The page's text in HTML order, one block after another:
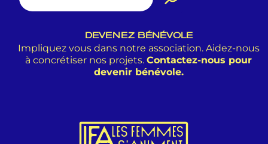
DEVENEZ BÉNÉVOLE
Impliquez vous dans notre association. Aidez-nous
à concrétiser nos projets. Contactez-nous pour
devenir bénévole.